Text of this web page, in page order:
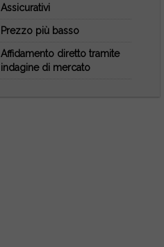
Assicurativi
Prezzo più basso
Affidamento diretto tramite
indagine di mercato